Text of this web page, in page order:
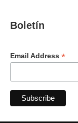
Boletín
Email Address *